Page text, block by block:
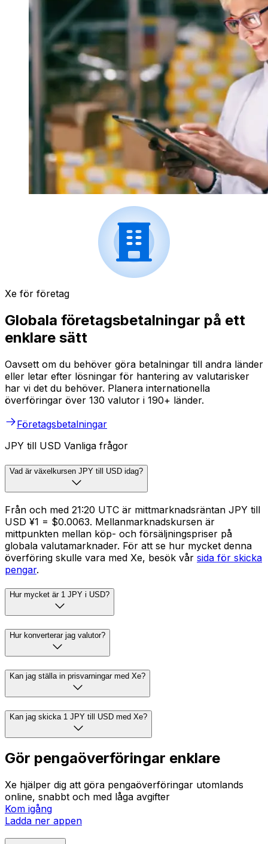
Xe för företag
Globala företagsbetalningar på ett
enklare sätt
Oavsett om du behöver göra betalningar till andra länder
eller letar efter lösningar för hantering av valutarisker
har vi det du behöver. Planera internationella
överföringar över 130 valutor i 190+ länder.
Företagsbetalningar
JPY till USD Vanliga frågor
Vad är växelkursen JPY till USD idag?
Från och med 21:20 UTC är mittmarknadsräntan JPY till
USD ¥1 = $0.0063. Mellanmarknadskursen är
mittpunkten mellan köp- och försäljningspriser på
globala valutamarknader. För att se hur mycket denna
överföring skulle vara med Xe, besök vår sida för skicka
pengar.
Hur mycket är 1 JPY i USD?
Hur konverterar jag valutor?
Kan jag ställa in prisvarningar med Xe?
Kan jag skicka 1 JPY till USD med Xe?
Gör pengaöverföringar enklare
Xe hjälper dig att göra pengaöverföringar utomlands
online, snabbt och med låga avgifter
Kom igång
Ladda ner appen